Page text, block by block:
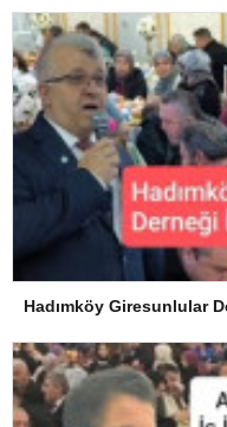
Hadımköy Giresunlular